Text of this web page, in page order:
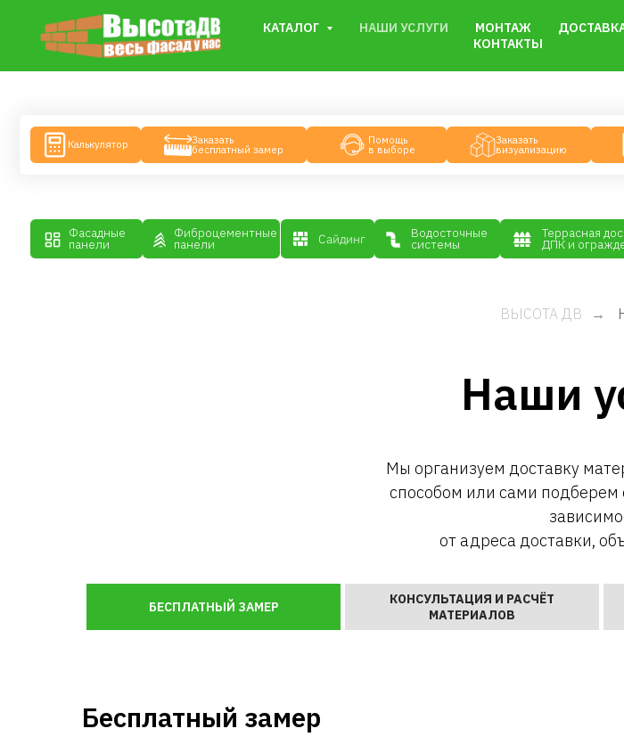
КАТАЛОГ НАШИ УСЛУГИ МОНТАЖ
КОНТАКТЫ
Калькулятор Заказать
бесплатный замер
Помощь
в выборе
Заказать
визуализацию
Заказать
расчет
панели панели системы ДПК и ограждения
ВЫСОТА ДВ →
Наши
Мы организуем доставку
способом или сами
от адреса доставки,
БЕСПЛАТНЫЙ ЗАМЕР
КОНСУЛЬТАЦИЯ И РАСЧЁТ
МАТЕРИАЛОВ
Бесплатный замер